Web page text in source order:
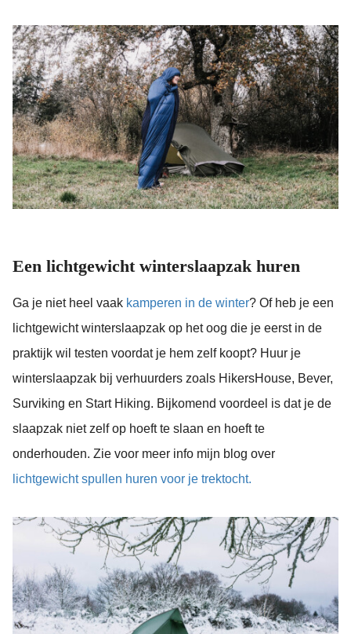
Een lichtgewicht winterslaapzak huren
Ga je niet heel vaak kamperen in de winter? Of heb je een
lichtgewicht winterslaapzak op het oog die je eerst in de
praktijk wil testen voordat je hem zelf koopt? Huur je
winterslaapzak bij verhuurders zoals HikersHouse, Bever,
Surviking en Start Hiking. Bijkomend voordeel is dat je de
slaapzak niet zelf op hoeft te slaan en hoeft te
onderhouden. Zie voor meer info mijn blog over
lichtgewicht spullen huren voor je trektocht.